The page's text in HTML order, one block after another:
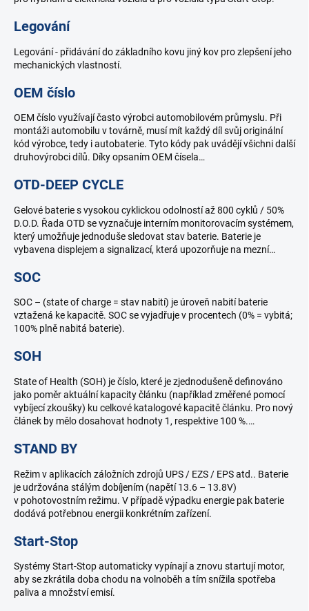
Legování
Legování - přidávání do základního kovu jiný kov pro zlepšení jeho
mechanických vlastností.
OEM číslo
OEM číslo využívají často výrobci automobilovém průmyslu. Při
montáži automobilu v továrně, musí mít každý díl svůj originální
kód výrobce, tedy i autobaterie. Tyto kódy pak uvádějí všichni další
druhovýrobci dílů. Díky opsaním OEM čísela…
OTD-DEEP CYCLE
Gelové baterie s vysokou cyklickou odolností až 800 cyklů / 50%
D.O.D. Řada OTD se vyznačuje interním monitorovacím systémem,
který umožňuje jednoduše sledovat stav baterie. Baterie je
vybavena displejem a signalizací, která upozorňuje na mezní…
SOC
SOC – (state of charge = stav nabití) je úroveň nabití baterie
vztažená ke kapacitě. SOC se vyjadřuje v procentech (0% = vybitá;
100% plně nabitá baterie).
SOH
State of Health (SOH) je číslo, které je zjednodušeně definováno
jako poměr aktuální kapacity článku (například změřené pomocí
vybíjecí zkoušky) ku celkové katalogové kapacitě článku. Pro nový
článek by mělo dosahovat hodnoty 1, respektive 100 %.…
STAND BY
Režim v aplikacích záložních zdrojů UPS / EZS / EPS atd.. Baterie
je udržována stálým dobíjením (napětí 13.6 – 13.8V)
v pohotovostním režimu. V případě výpadku energie pak baterie
dodává potřebnou energii konkrétním zařízení.
Start-Stop
Systémy Start-Stop automaticky vypínají a znovu startují motor,
aby se zkrátila doba chodu na volnoběh a tím snížila spotřeba
paliva a množství emisí.